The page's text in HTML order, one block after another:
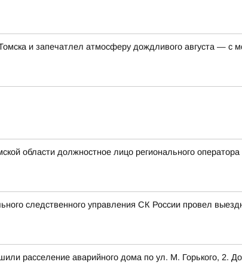
и запечатлел атмосферу дождливого августа — с
области должностное лицо регионального
следственного управления СК России провел
расселение аварийного дома по ул. М. Горького, 2.